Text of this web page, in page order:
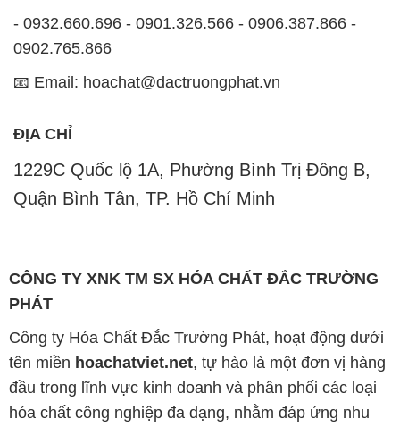
- 0932.660.696 - 0901.326.566 - 0906.387.866 -
0902.765.866
📧 Email: hoachat@dactruongphat.vn
ĐỊA CHỈ
1229C Quốc lộ 1A, Phường Bình Trị Đông B,
Quận Bình Tân, TP. Hồ Chí Minh
CÔNG TY XNK TM SX HÓA CHẤT ĐẮC TRƯỜNG
PHÁT
Công ty Hóa Chất Đắc Trường Phát, hoạt động dưới
tên miền hoachatviet.net, tự hào là một đơn vị hàng
đầu trong lĩnh vực kinh doanh và phân phối các loại
hóa chất công nghiệp đa dạng, nhằm đáp ứng nhu